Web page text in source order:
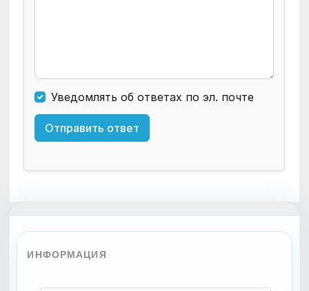
Уведомлять об ответах по эл. почте
Отправить ответ
ИНФОРМАЦИЯ